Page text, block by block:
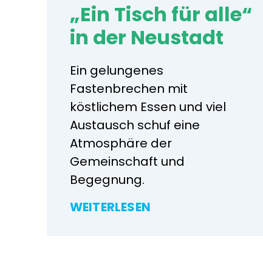
„Ein Tisch für alle“
in der Neustadt
Ein gelungenes
Fastenbrechen mit
köstlichem Essen und viel
Austausch schuf eine
Atmosphäre der
Gemeinschaft und
Begegnung.
WEITERLESEN